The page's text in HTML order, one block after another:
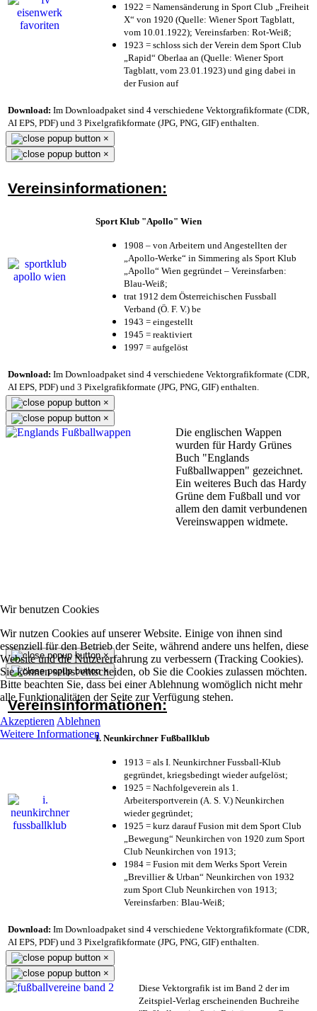
Wir benutzen Cookies
Wir nutzen Cookies auf unserer Website. Einige von ihnen sind
essenziell für den Betrieb der Seite, während andere uns helfen, diese
Website und die Nutzererfahrung zu verbessern (Tracking Cookies).
Sie können selbst entscheiden, ob Sie die Cookies zulassen möchten.
Bitte beachten Sie, dass bei einer Ablehnung womöglich nicht mehr
alle Funktionalitäten der Seite zur Verfügung stehen.
Akzeptieren Ablehnen
Weitere Informationen
1922 = Namensänderung in Sport Club „Freiheit
X“ von 1920 (Quelle: Wiener Sport Tagblatt,
vom 10.01.1922); Vereinsfarben: Rot-Weiß;
1923 = schloss sich der Verein dem Sport Club
„Rapid“ Oberlaa an (Quelle: Wiener Sport
Tagblatt, vom 23.01.1923) und ging dabei in
der Fusion auf
Download: Im Downloadpaket sind 4 verschiedene Vektorgrafikformate (CDR,
AI EPS, PDF) und 3 Pixelgrafikformate (JPG, PNG, GIF) enthalten.
×
×
Vereinsinformationen:
Sport Klub "Apollo" Wien
1908 – von Arbeitern und Angestellten der
„Apollo-Werke“ in Simmering als Sport Klub
„Apollo“ Wien gegründet – Vereinsfarben:
Blau-Weiß;
trat 1912 dem Österreichischen Fussball
Verband (Ö. F. V.) be
1943 = eingestellt
1945 = reaktiviert
1997 = aufgelöst
Download: Im Downloadpaket sind 4 verschiedene Vektorgrafikformate (CDR,
AI EPS, PDF) und 3 Pixelgrafikformate (JPG, PNG, GIF) enthalten.
×
×
Die englischen Wappen
wurden für Hardy Grünes
Buch "Englands
Fußballwappen" gezeichnet.
Ein weiteres Buch das Hardy
Grüne dem Fußball und vor
allem den damit verbundenen
Vereinswappen widmete.
×
×
Vereinsinformationen:
I. Neunkirchner Fußballklub
1913 = als I. Neunkirchner Fussball-Klub
gegründet, kriegsbedingt wieder aufgelöst;
1925 = Nachfolgeverein als 1.
Arbeitersportverein (A. S. V.) Neunkirchen
wieder gegründet;
1925 = kurz darauf Fusion mit dem Sport Club
„Bewegung“ Neunkirchen von 1920 zum Sport
Club Neunkirchen von 1913;
1984 = Fusion mit dem Werks Sport Verein
„Brevillier & Urban“ Neunkirchen von 1932
zum Sport Club Neunkirchen von 1913;
Vereinsfarben: Blau-Weiß;
Download: Im Downloadpaket sind 4 verschiedene Vektorgrafikformate (CDR,
AI EPS, PDF) und 3 Pixelgrafikformate (JPG, PNG, GIF) enthalten.
×
×
Diese Vektorgrafik ist im Band 2 der im
Zeitspiel-Verlag erscheinenden Buchreihe